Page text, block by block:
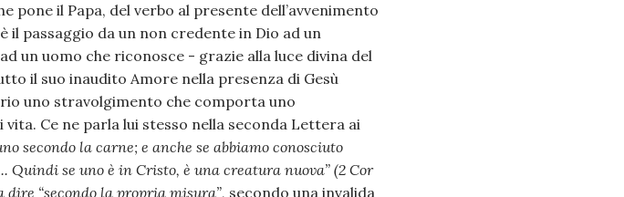
il Papa, del verbo al presente dell’avvenimento
il passaggio da un non credente in Dio ad un
un uomo che riconosce - grazie alla luce divina del
il suo inaudito Amore nella presenza di Gesù
uno stravolgimento che comporta uno
Ce ne parla lui stesso nella seconda Lettera ai
secondo la carne; e anche se abbiamo conosciuto
Quindi se uno è in Cristo, è una creatura nuova” (2 Cor
dire “secondo la propria misura”, secondo una invalida